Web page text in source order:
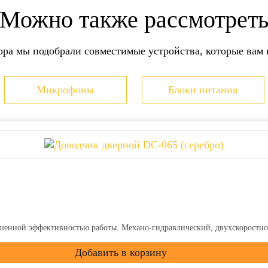
ознакомитьсяздесь
Оплата наличными
Оплата картой онлайн
Более детально со
Можно также рассмотреть
мы подобрали совместимые устройства, которые вам
Микрофоны Блоки питания
эффективностью работы. Механо-гидравлический,